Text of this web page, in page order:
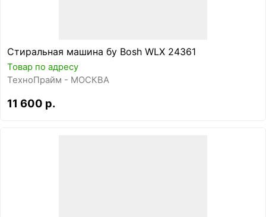
Стиральная машина бу Bosh WLX 24361
Товар по адресу
ТехноПрайм - МОСКВА
11 600 р.